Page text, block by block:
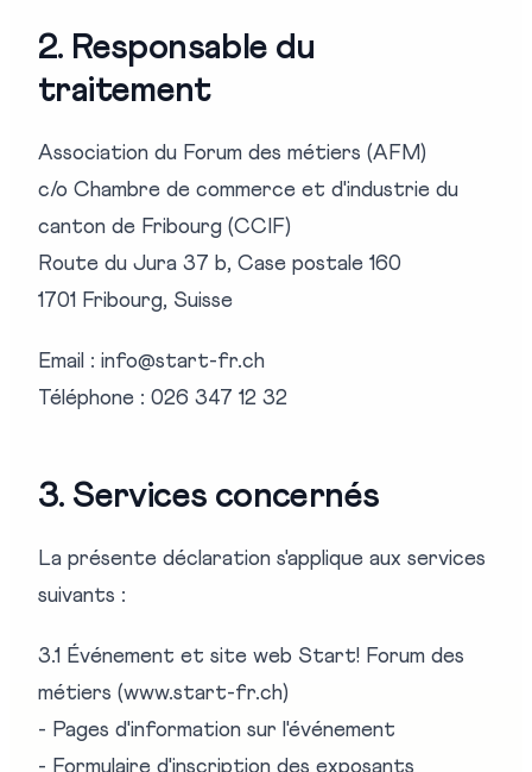
2. Responsable du
traitement
Association du Forum des métiers (AFM)
c/o Chambre de commerce et d'industrie du
canton de Fribourg (CCIF)
Route du Jura 37 b, Case postale 160
1701 Fribourg, Suisse
Email : info@start-fr.ch
Téléphone : 026 347 12 32
3. Services concernés
La présente déclaration s'applique aux services
suivants :
3.1 Événement et site web Start! Forum des
métiers (www.start-fr.ch)
- Pages d'information sur l'événement
- Formulaire d'inscription des exposants